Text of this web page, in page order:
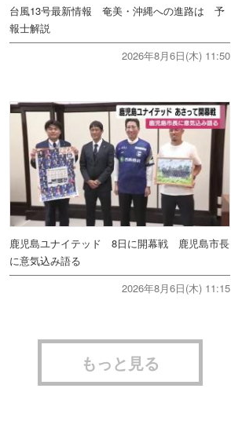
台風13号最新情報 奄美・沖縄への進路は 予
報士解説
2026年8月6日(木) 11:50
鹿児島ユナイテッド 8日に開幕戦 鹿児島市長
に意気込み語る
2026年8月6日(木) 11:15
もっと見る